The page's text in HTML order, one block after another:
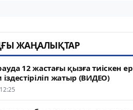
ЖАҢАЛЫҚТАР
12 жастағы қызға тиіскен ер
жатыр (ВИДЕО)